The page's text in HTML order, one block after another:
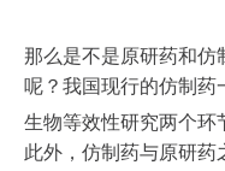
那么是不是原研药和仿
呢？我国现行的仿制药
生物等效性研究两个环
此外，仿制药与原研药